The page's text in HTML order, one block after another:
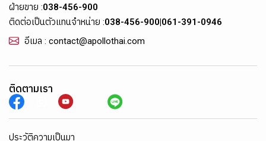
ฝ่ายขาย :038-456-900
ติดต่อเป็นตัวแทนจำหน่าย :038-456-900|061-391-0946
อีเมล : contact@apollothai.com
ติดตามเรา
ประวัติความเป็นมา